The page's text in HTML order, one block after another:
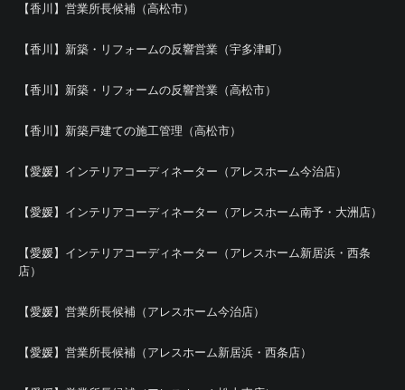
【香川】営業所長候補（高松市）
【香川】新築・リフォームの反響営業（宇多津町）
【香川】新築・リフォームの反響営業（高松市）
【香川】新築戸建ての施工管理（高松市）
【愛媛】インテリアコーディネーター（アレスホーム今治店）
【愛媛】インテリアコーディネーター（アレスホーム南予・大洲店）
【愛媛】インテリアコーディネーター（アレスホーム新居浜・西条
店）
【愛媛】営業所長候補（アレスホーム今治店）
【愛媛】営業所長候補（アレスホーム新居浜・西条店）